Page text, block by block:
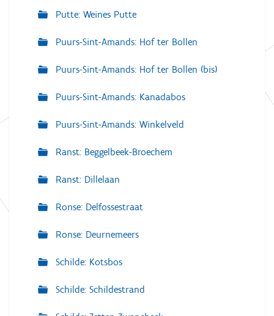
Putte: Weines Putte
Puurs-Sint-Amands: Hof ter Bollen
Puurs-Sint-Amands: Hof ter Bollen (bis)
Puurs-Sint-Amands: Kanadabos
Puurs-Sint-Amands: Winkelveld
Ranst: Beggelbeek-Broechem
Ranst: Dillelaan
Ronse: Delfossestraat
Ronse: Deurnemeers
Schilde: Kotsbos
Schilde: Schildestrand